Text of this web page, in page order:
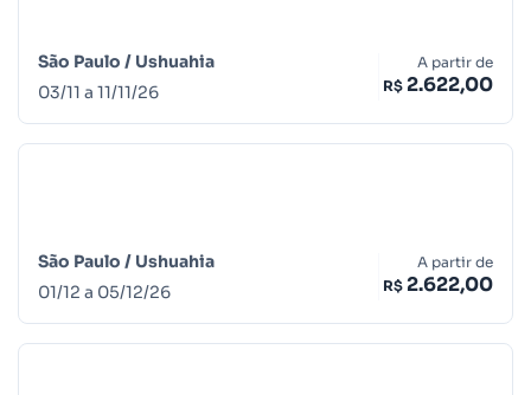
São Paulo / Ushuahia
03/11 a 11/11/26
A partir de
R$ 2.622,00
São Paulo / Ushuahia
01/12 a 05/12/26
A partir de
R$ 2.622,00